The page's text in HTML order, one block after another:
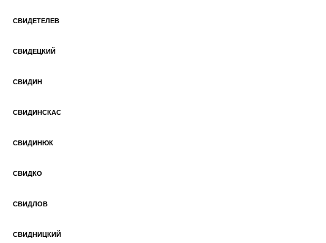
СВИДЕТЕЛЕВ
СВИДЕЦКИЙ
СВИДИН
СВИДИНСКАС
СВИДИНЮК
СВИДКО
СВИДЛОВ
СВИДНИЦКИЙ